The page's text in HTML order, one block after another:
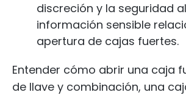
discreción y la seguridad
información sensible
apertura de cajas fuertes.
Entender cómo abrir una caja
de llave y combinación, una